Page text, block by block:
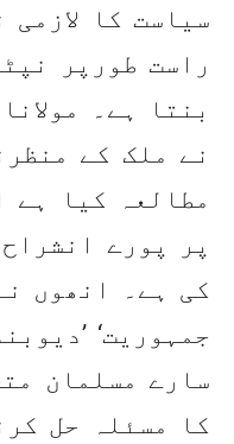
سیاست کا
راست طورپر
بنتا ہے۔
نے ملک کے
مطالعہ کیا ہے
پر پورے
کی ہے۔ انھوں
جمہوریت‘
سارے مسلمان
کا مسئلہ حل